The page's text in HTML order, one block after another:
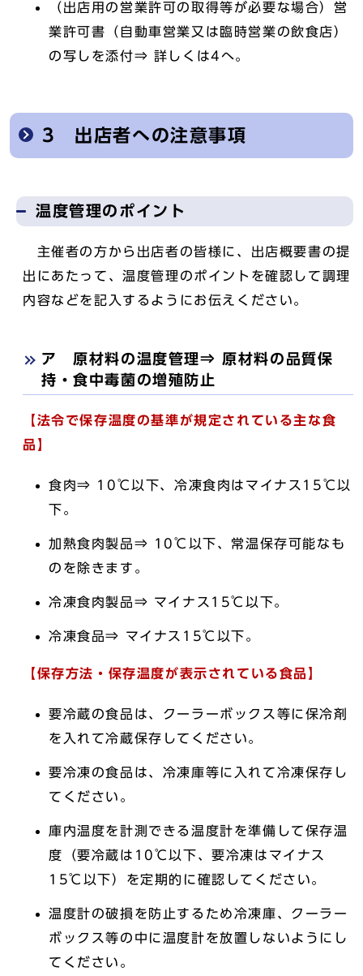
（出店用の営業許可の取得等が必要な場合）営
業許可書（自動車営業又は臨時営業の飲食店）
の写しを添付⇒ 詳しくは4へ。
3 出店者への注意事項
温度管理のポイント
主催者の方から出店者の皆様に、出店概要書の提
出にあたって、温度管理のポイントを確認して調理
内容などを記入するようにお伝えください。
ア 原材料の温度管理⇒ 原材料の品質保
持・食中毒菌の増殖防止
【法令で保存温度の基準が規定されている主な食
品】
食肉⇒ 10℃以下、冷凍食肉はマイナス15℃以
下。
加熱食肉製品⇒ 10℃以下、常温保存可能なも
のを除きます。
冷凍食肉製品⇒ マイナス15℃以下。
冷凍食品⇒ マイナス15℃以下。
【保存方法・保存温度が表示されている食品】
要冷蔵の食品は、クーラーボックス等に保冷剤
を入れて冷蔵保存してください。
要冷凍の食品は、冷凍庫等に入れて冷凍保存し
てください。
庫内温度を計測できる温度計を準備して保存温
度（要冷蔵は10℃以下、要冷凍はマイナス
15℃以下）を定期的に確認してください。
温度計の破損を防止するため冷凍庫、クーラー
ボックス等の中に温度計を放置しないようにし
てください。